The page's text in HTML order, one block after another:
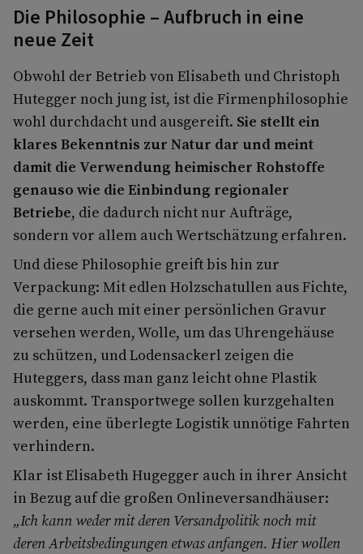
Die Philosophie – Aufbruch in eine
neue Zeit
Obwohl der Betrieb von Elisabeth und Christoph
Hutegger noch jung ist, ist die Firmenphilosophie
wohl durchdacht und ausgereift. Sie stellt ein
klares Bekenntnis zur Natur dar und meint
damit die Verwendung heimischer Rohstoffe
genauso wie die Einbindung regionaler
Betriebe, die dadurch nicht nur Aufträge,
sondern vor allem auch Wertschätzung erfahren.
Und diese Philosophie greift bis hin zur
Verpackung: Mit edlen Holzschatullen aus Fichte,
die gerne auch mit einer persönlichen Gravur
versehen werden, Wolle, um das Uhrengehäuse
zu schützen, und Lodensackerl zeigen die
Huteggers, dass man ganz leicht ohne Plastik
auskommt. Transportwege sollen kurzgehalten
werden, eine überlegte Logistik unnötige Fahrten
verhindern.
Klar ist Elisabeth Hugegger auch in ihrer Ansicht
in Bezug auf die großen Onlineversandhäuser:
„Ich kann weder mit deren Versandpolitik noch mit
deren Arbeitsbedingungen etwas anfangen. Hier wollen